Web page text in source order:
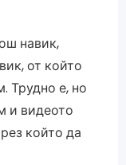
навик,
от който
Трудно е, но
и видеото
който да